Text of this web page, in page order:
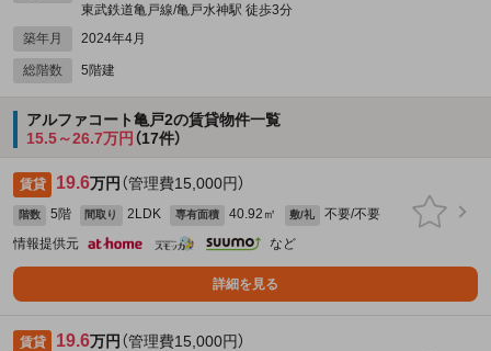
東武鉄道亀戸線/亀戸水神駅 徒歩3分
築年月
2024年4月
総階数 5階建
アルファコート亀戸2の賃貸物件一覧
15.5～26.7万円 （17件）
賃貸 19.6万円 （管理費15,000円）
階数 5階 間取り 2LDK 専有面積 40.92㎡ 敷/礼
不要/不要
情報提供元
など
詳細を見る
賃貸 19.6万円 （管理費15,000円）